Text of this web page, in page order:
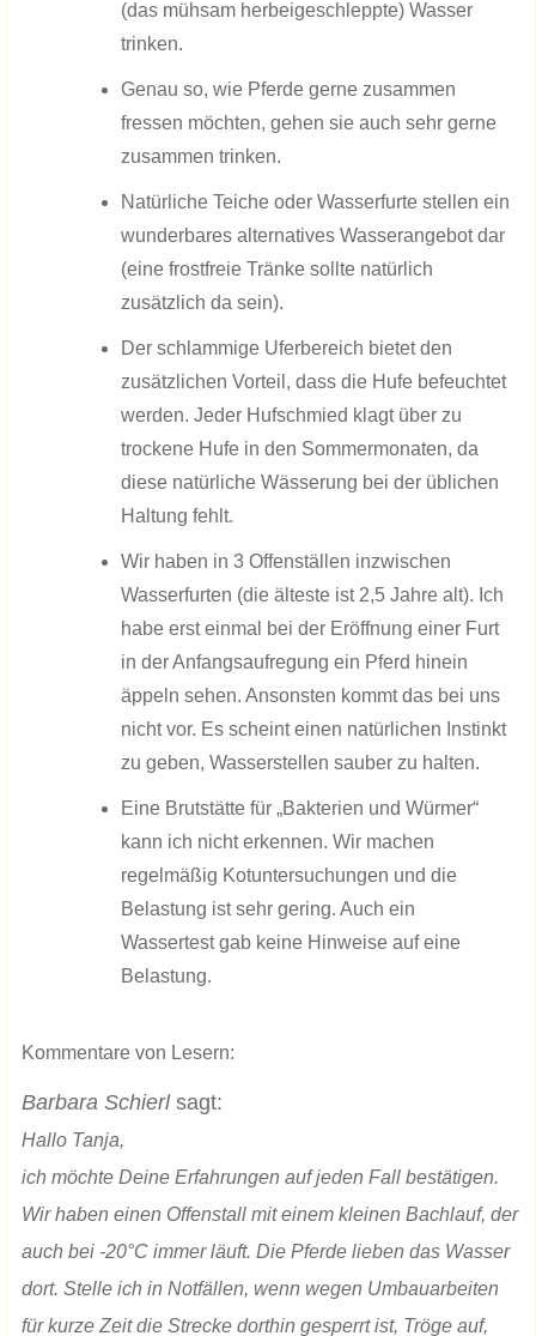
(das mühsam herbeigeschleppte) Wasser
trinken.
Genau so, wie Pferde gerne zusammen
fressen möchten, gehen sie auch sehr gerne
zusammen trinken.
Natürliche Teiche oder Wasserfurte stellen ein
wunderbares alternatives Wasserangebot dar
(eine frostfreie Tränke sollte natürlich
zusätzlich da sein).
Der schlammige Uferbereich bietet den
zusätzlichen Vorteil, dass die Hufe befeuchtet
werden. Jeder Hufschmied klagt über zu
trockene Hufe in den Sommermonaten, da
diese natürliche Wässerung bei der üblichen
Haltung fehlt.
Wir haben in 3 Offenställen inzwischen
Wasserfurten (die älteste ist 2,5 Jahre alt). Ich
habe erst einmal bei der Eröffnung einer Furt
in der Anfangsaufregung ein Pferd hinein
äppeln sehen. Ansonsten kommt das bei uns
nicht vor. Es scheint einen natürlichen Instinkt
zu geben, Wasserstellen sauber zu halten.
Eine Brutstätte für „Bakterien und Würmer“
kann ich nicht erkennen. Wir machen ​
regelmäßig Kotuntersuchungen und die
Belastung ist sehr gering. Auch ein
Wassertest gab keine Hinweise auf eine
Belastung.
Kommentare von Lesern:
Barbara Schierlsagt:
Hallo Tanja,
ich möchte Deine Erfahrungen auf jeden Fall bestätigen.
Wir haben einen Offenstall mit einem kleinen Bachlauf, der
auch bei -20°C immer läuft. Die Pferde lieben das Wasser
dort. Stelle ich in Notfällen, wenn wegen Umbauarbeiten
für kurze Zeit die Strecke dorthin gesperrt ist, Tröge auf,